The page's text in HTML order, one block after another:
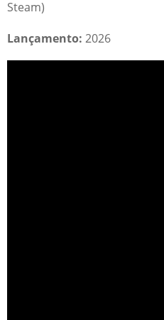
Steam)
Lançamento: 2026